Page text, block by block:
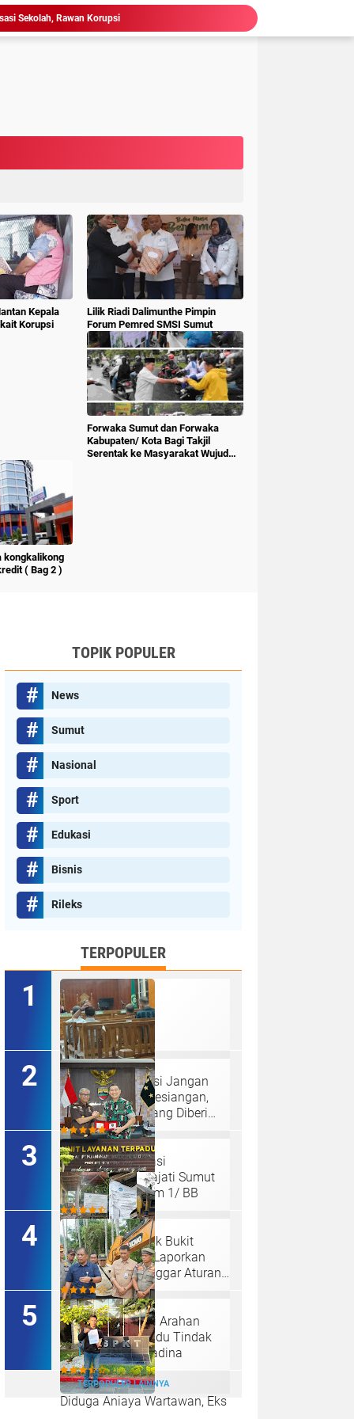
Terpadu Tindak Tegas PETI di Madina
Hakim : " Ibu Saksi Jangan Jadi Pahlawan Kesiangan, Jelas Punya Hutang Diberi Barang Lagi
Ketum LSM Pucuk Bukit Nusantara Akan Laporkan Kepsek Yang Langgar Aturan Menteri ke APH , Terkait Dana Revitalisasi Sekolah
Kepala
Korupsi
Lilik Riadi Dalimunthe Pimpin
Forum Pemred SMSI Sumut
Forwaka Sumut dan Forwaka
Kabupaten/ Kota Bagi Takjil
Serentak ke Masyarakat Wujud
kongkalikong
( Bag 2 )
TOPIK POPULER
News
Sumut
Nasional
Sport
Edukasi
Bisnis
Rileks
TERPOPULER
Hakim : " Ibu Saksi Jangan
Jadi Pahlawan Kesiangan,
Jelas Punya Hutang Diberi
Barang Lagi
Perkuat Koordinasi
Kelembagaan, Kajati Sumut
Bertemu Pangdam 1/ BB
Ketum LSM Pucuk Bukit
Nusantara Akan Laporkan
Kepsek Yang Langgar Aturan
Menteri ke APH , Terkait Dana
Revitalisasi Sekolah
Menindak Lanjuti Arahan
Gubsu,Tim Terpadu Tindak
Tegas PETI di Madina
Diduga Aniaya Wartawan, Eks
TERPOPULER LAINNYA